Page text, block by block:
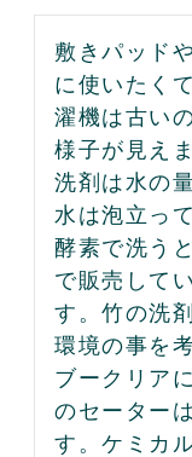
敷きパッド
に使いたく
濯機は古い
様子が見え
洗剤は水の
水は泡立っ
酵素で洗う
で販売して
す。竹の洗
環境の事を
ブークリア
のセーター
す。ケミカ